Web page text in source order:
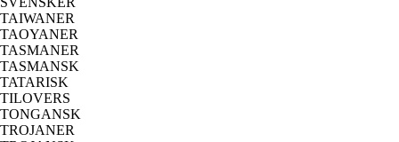
TAIWANER
TAOYANER
TASMANER
TASMANSK
TATARISK
TILOVERS
TONGANSK
TROJANER